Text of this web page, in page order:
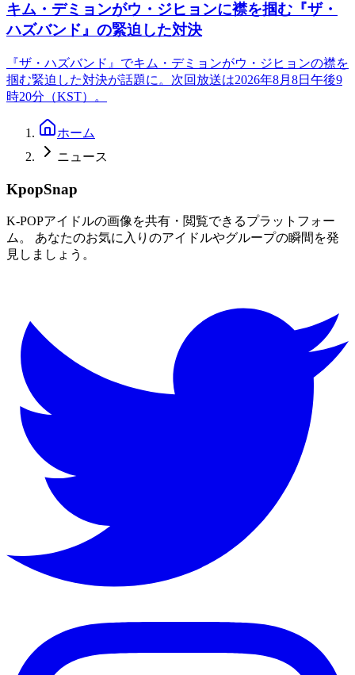
キム・デミョンがウ・ジヒョンに襟を掴む『ザ・
ハズバンド』の緊迫した対決
『ザ・ハズバンド』でキム・デミョンがウ・ジヒョンの襟を
掴む緊迫した対決が話題に。次回放送は2026年8月8日午後9
時20分（KST）。
ホーム
ニュース
KpopSnap
K-POPアイドルの画像を共有・閲覧できるプラットフォー
ム。 あなたのお気に入りのアイドルやグループの瞬間を発
見しましょう。